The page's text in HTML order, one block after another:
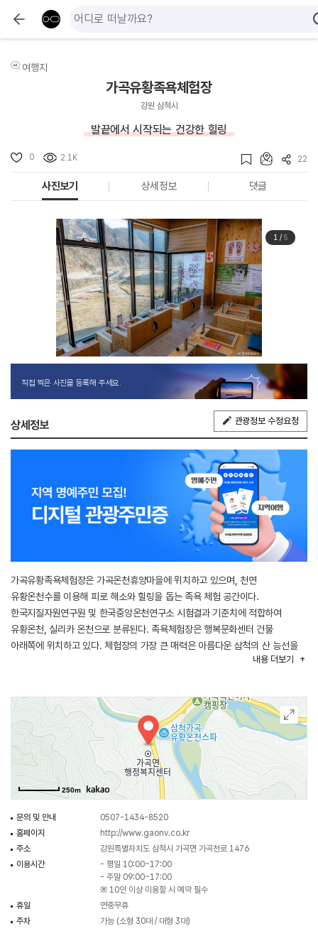
여행지
가곡유황족욕체험장
강원 삼척시
발끝에서 시작되는 건강한 힐링
0 2.1K 22
사진보기 상세정보 댓글
1/ 5
직접 찍은 사진을 등록해 주세요.
상세정보 관광정보 수정요청
가곡유황족욕체험장은 가곡온천휴양마을에 위치하고 있으며, 천연
유황온천수를 이용해 피로 해소와 힐링을 돕는 족욕 체험 공간이다.
한국지질자원연구원 및 한국중앙온천연구소 시험결과 기준치에 적합하여
유황온천, 실리카 온천으로 분류된다. 족욕체험장은 행복문화센터 건물
아래쪽에 위치하고 있다. 체험장의 가장 큰 매력은 아름다운 삼척의 산 능선을
감상하며 족욕 체험을 즐길 수 있다는 점이다. 약 30분 동안 따뜻한 유황
내용 더보기
250m
문의 및 안내
0507-1434-8520
홈페이지
http://www.gaonv.co.kr
주소
강원특별자치도 삼척시 가곡면 가곡천로 1476
이용시간
- 평일 10:00~17:00
- 주말 09:00~17:00
※ 10인 이상 이용할 시 예약 필수
휴일
연중무휴
주차
가능 (소형 30대 / 대형 3대)